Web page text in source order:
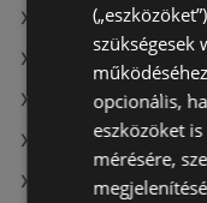
A(z) ALDI
A(z) Reál aktuális
A(z) Chef Market
A(z) Penny-
A(z) Privát
szükségesek
opcionális,
eszközöket
mérésére,